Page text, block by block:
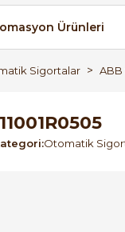
Ürünleri
Sigortalar ABB
Otomatik